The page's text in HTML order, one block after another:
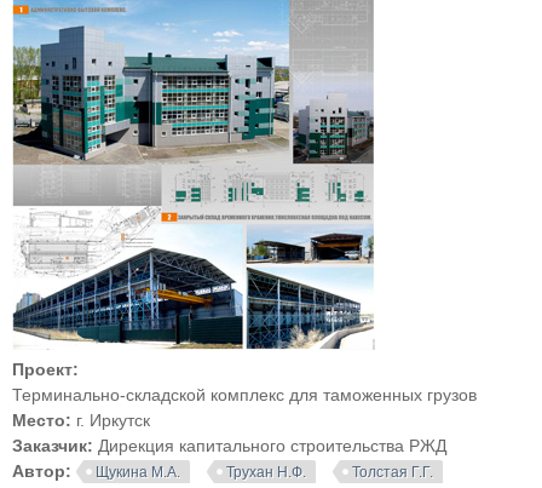
Проект:
Терминально-складской комплекс для таможенных грузов
Место: г. Иркутск
Заказчик: Дирекция капитального строительства РЖД
Автор:
Щукина М.А. Трухан Н.Ф. Толстая Г.Г.